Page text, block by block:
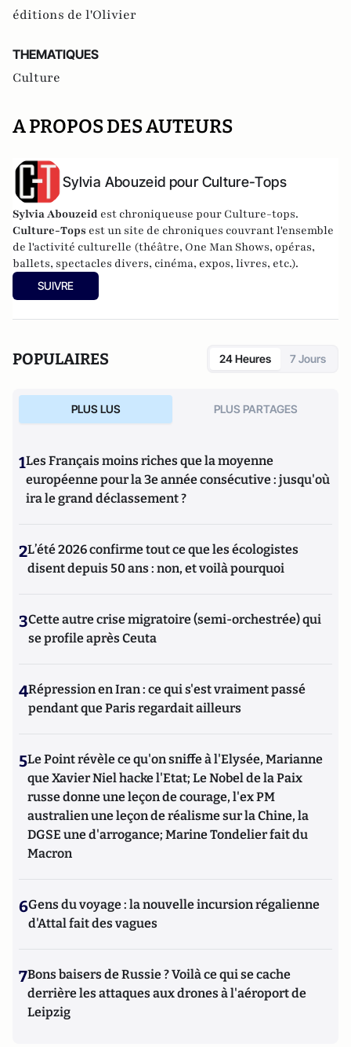
éditions de l'Olivier
THEMATIQUES
Culture
A PROPOS DES AUTEURS
Sylvia Abouzeid pour Culture-Tops
Sylvia Abouzeid est chroniqueuse pour Culture-tops.
Culture-Tops est un site de chroniques couvrant l'ensemble
de l'activité culturelle (théâtre, One Man Shows, opéras,
ballets, spectacles divers, cinéma, expos, livres, etc.).
SUIVRE
POPULAIRES 24 Heures 7 Jours
PLUS LUS PLUS PARTAGES
1Les Français moins riches que la moyenne
européenne pour la 3e année consécutive : jusqu'où
ira le grand déclassement ?
2L’été 2026 confirme tout ce que les écologistes
disent depuis 50 ans : non, et voilà pourquoi
3Cette autre crise migratoire (semi-orchestrée) qui
se profile après Ceuta
4Répression en Iran : ce qui s'est vraiment passé
pendant que Paris regardait ailleurs
5Le Point révèle ce qu'on sniffe à l'Elysée, Marianne
que Xavier Niel hacke l'Etat; Le Nobel de la Paix
russe donne une leçon de courage, l'ex PM
australien une leçon de réalisme sur la Chine, la
DGSE une d'arrogance; Marine Tondelier fait du
Macron
6Gens du voyage : la nouvelle incursion régalienne
d'Attal fait des vagues
7Bons baisers de Russie ? Voilà ce qui se cache
derrière les attaques aux drones à l'aéroport de
Leipzig